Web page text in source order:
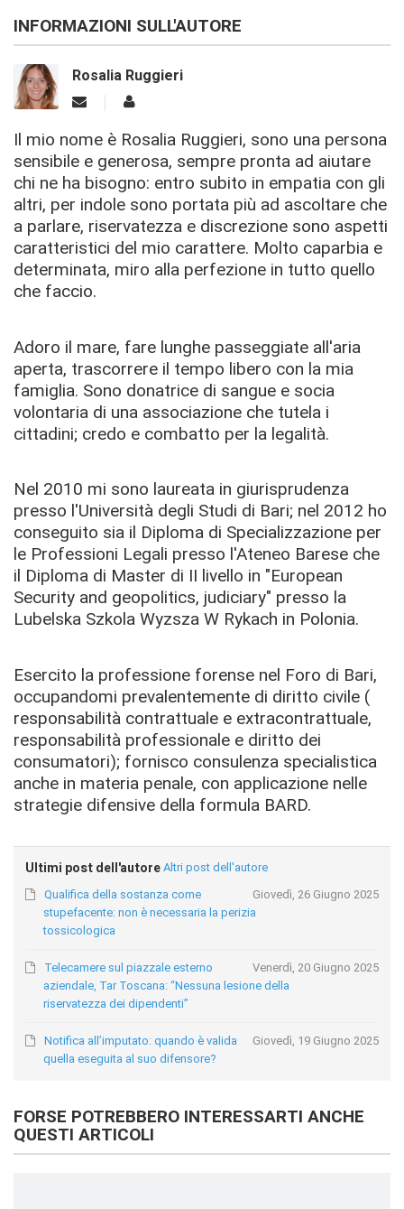
INFORMAZIONI SULL'AUTORE
Rosalia Ruggieri
Il mio nome è Rosalia Ruggieri, sono una persona
sensibile e generosa, sempre pronta ad aiutare
chi ne ha bisogno: entro subito in empatia con gli
altri, per indole sono portata più ad ascoltare che
a parlare, riservatezza e discrezione sono aspetti
caratteristici del mio carattere. Molto caparbia e
determinata, miro alla perfezione in tutto quello
che faccio.
Adoro il mare, fare lunghe passeggiate all'aria
aperta, trascorrere il tempo libero con la mia
famiglia. Sono donatrice di sangue e socia
volontaria di una associazione che tutela i
cittadini; credo e combatto per la legalità.
Nel 2010 mi sono laureata in giurisprudenza
presso l'Università degli Studi di Bari; nel 2012 ho
conseguito sia il Diploma di Specializzazione per
le Professioni Legali presso l'Ateneo Barese che
il Diploma di Master di II livello in "European
Security and geopolitics, judiciary" presso la
Lubelska Szkola Wyzsza W Rykach in Polonia.
Esercito la professione forense nel Foro di Bari,
occupandomi prevalentemente di diritto civile (
responsabilità contrattuale e extracontrattuale,
responsabilità professionale e diritto dei
consumatori); fornisco consulenza specialistica
anche in materia penale, con applicazione nelle
strategie difensive della formula BARD.
Ultimi post dell'autore Altri post dell'autore
Giovedì, 26 Giugno 2025
Qualifica della sostanza come
stupefacente: non è necessaria la perizia
tossicologica
Venerdì, 20 Giugno 2025
Telecamere sul piazzale esterno
aziendale, Tar Toscana: “Nessuna lesione della
riservatezza dei dipendenti”
Giovedì, 19 Giugno 2025
Notifica all’imputato: quando è valida
quella eseguita al suo difensore?
FORSE POTREBBERO INTERESSARTI ANCHE
QUESTI ARTICOLI